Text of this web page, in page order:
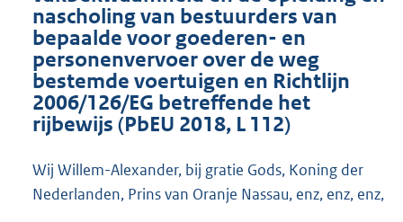
nascholing van bestuurders van
bepaalde voor goederen- en
personenvervoer over de weg
bestemde voertuigen en Richtlijn
2006/126/EG betreffende het
rijbewijs (PbEU 2018, L 112)
Wij Willem-Alexander, bij gratie Gods, Koning der
Nederlanden, Prins van Oranje Nassau, enz, enz, enz,